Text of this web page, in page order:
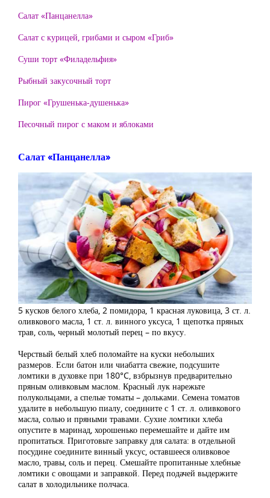
Салат «Панцанелла»
Салат с курицей, грибами и сыром «Гриб»
Суши торт «Филадельфия»
Рыбный закусочный торт
Пирог «Грушенька-душенька»
Песочный пирог с маком и яблоками
Салат «Панцанелла»
5 кусков белого хлеба, 2 помидора, 1 красная луковица, 3 ст. л.
оливкового масла, 1 ст. л. винного уксуса, 1 щепотка пряных
трав, соль, черный молотый перец – по вкусу.
Черствый белый хлеб поломайте на куски небольших
размеров. Если батон или чиабатта свежие, подсушите
ломтики в духовке при 180°C, взбрызнув предварительно
пряным оливковым маслом. Красный лук нарежьте
полукольцами, а спелые томаты – дольками. Семена томатов
удалите в небольшую пиалу, соедините с 1 ст. л. оливкового
масла, солью и пряными травами. Сухие ломтики хлеба
опустите в маринад, хорошенько перемешайте и дайте им
пропитаться. Приготовьте заправку для салата: в отдельной
посудине соедините винный уксус, оставшееся оливковое
масло, травы, соль и перец. Смешайте пропитанные хлебные
ломтики с овощами и заправкой. Перед подачей выдержите
салат в холодильнике полчаса.